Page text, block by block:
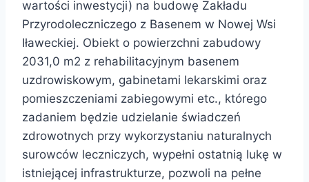
wartości inwestycji) na budowę Zakładu
Przyrodoleczniczego z Basenem w Nowej Wsi
Iławeckiej. Obiekt o powierzchni zabudowy
2031,0 m2 z rehabilitacyjnym basenem
uzdrowiskowym, gabinetami lekarskimi oraz
pomieszczeniami zabiegowymi etc., którego
zadaniem będzie udzielanie świadczeń
zdrowotnych przy wykorzystaniu naturalnych
surowców leczniczych, wypełni ostatnią lukę w
istniejącej infrastrukturze, pozwoli na pełne